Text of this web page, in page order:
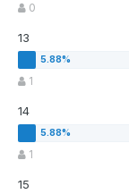
0
13
1
14
1
15